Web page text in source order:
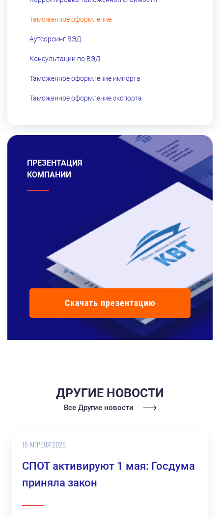
Таможенное оформление
Аутсорсинг ВЭД
Консультации по ВЭД
Таможенное оформление импорта
Таможенное оформление экспорта
ПРЕЗЕНТАЦИЯ
КОМПАНИИ
Скачать презентацию
ДРУГИЕ НОВОСТИ
Все Другие новости
15 АПРЕЛЯ 2026
СПОТ активируют 1 мая: Госдума
приняла закон